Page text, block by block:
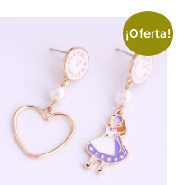
¡Oferta!